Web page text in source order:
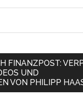
FINANZPOST:
UND
VON PHILIPP